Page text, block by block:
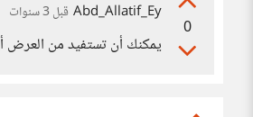
0
Abd_Allatif_Ey قبل 3 سنوات
يمكنك أن تستفيد من العرض